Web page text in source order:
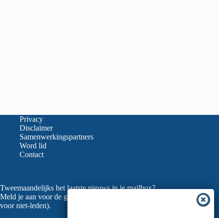
Privacy
Disclaimer
Samenwerkingspartners
Word lid
Contact
Tweemaandelijks het laatste nieuws in je mailbox?
Meld je aan voor de gratis nieuwsbrief van de LVGO (ook
voor niet-leden).